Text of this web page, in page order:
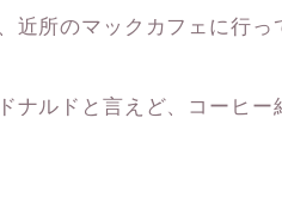
近所のマックカフェに行っ
ナルドと言えど、コーヒ